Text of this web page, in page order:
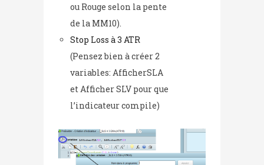
ou Rouge selon la pente
de la MM10).
Stop Loss à 3 ATR
(Pensez bien à créer 2
variables: AfficherSLA
et Afficher SLV pour que
l’indicateur compile)